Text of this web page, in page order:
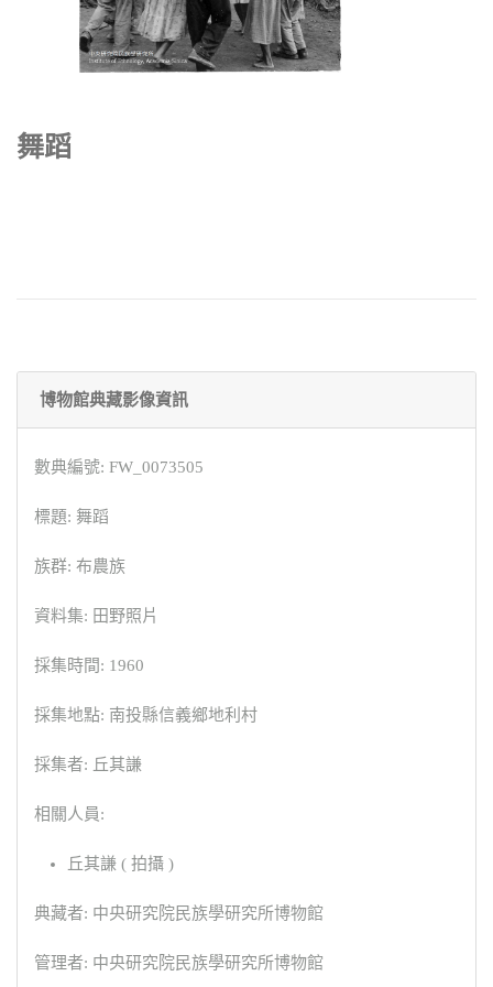
舞蹈
博物館典藏影像資訊
數典編號: FW_0073505
標題: 舞蹈
族群: 布農族
資料集: 田野照片
採集時間: 1960
採集地點: 南投縣信義鄉地利村
採集者: 丘其謙
相關人員:
丘其謙 ( 拍攝 )
典藏者: 中央研究院民族學研究所博物館
管理者: 中央研究院民族學研究所博物館